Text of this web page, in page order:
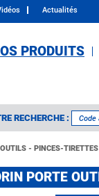
Actualités
PRODUITS
RECHERCHE :
- PINCES-TIRETTES
PORTE